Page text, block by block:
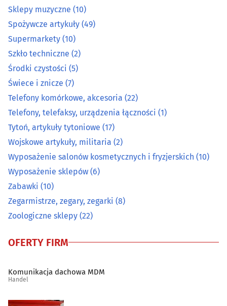
Opakowania(24)
Pamiątki, upominki
Papier, tektura(9)
Pocztówki, widokówki, karty okolicznościowe
Pomiarowa aparatura i urządzenia(12)
Prasa
Przędza, włóczka(0)
Radiokomunikacja
Rolne artykuły - skup, sprzedaż
Ryby i przetwory rybne(9)
Sklepy muzyczne (10)
Spożywcze artykuły (49)
Supermarkety (10)
Szkło techniczne (2)
Środki czystości (5)
Świece i znicze (7)
Telefony komórkowe, akcesoria (22)
Telefony, telefaksy, urządzenia łączności (1)
Tytoń, artykuły tytoniowe (17)
Wojskowe artykuły, militaria (2)
Wyposażenie salonów kosmetycznych i fryzjerskich (10)
Wyposażenie sklepów (6)
Zabawki (10)
Zegarmistrze, zegary, zegarki (8)
Zoologiczne sklepy (22)
OFERTY FIRM
Komunikacja dachowa MDM
Handel